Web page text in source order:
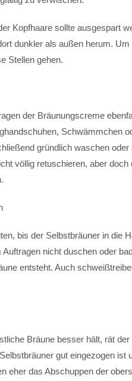
Kopfhaare sollte ausgespart
dunkler als außen herum.
Stellen gehen.
der Bräunungscreme
Schwämmchen
gründlich waschen
völlig retuschieren, aber
bis der Selbstbräuner in die
nicht duschen oder
entsteht. Auch
Bräune besser hält, rät
gut eingezogen
eher das Abschuppen der